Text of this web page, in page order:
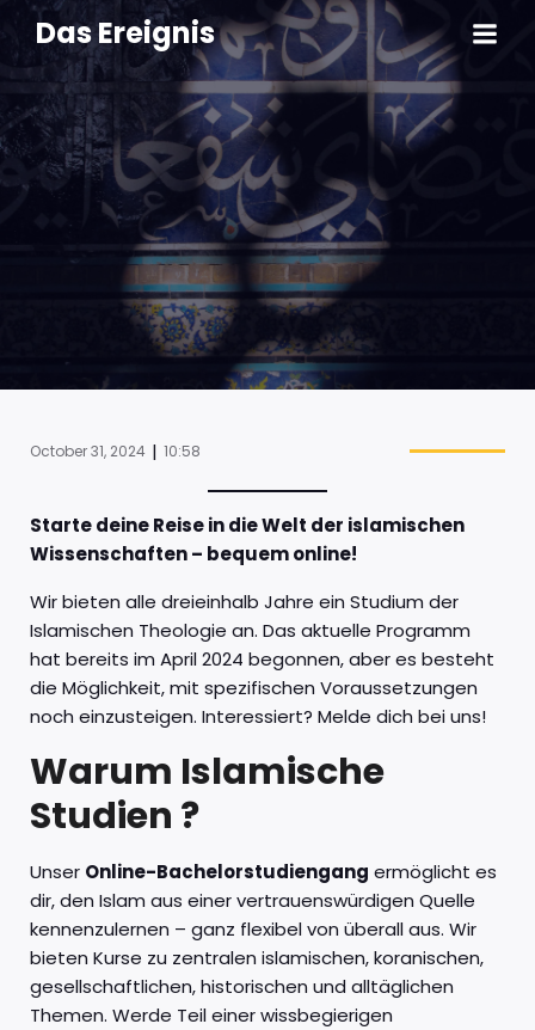
Das Ereignis
October 31, 2024 | 10:58
Starte deine Reise in die Welt der islamischen
Wissenschaften – bequem online!
Wir bieten alle dreieinhalb Jahre ein Studium der
Islamischen Theologie an. Das aktuelle Programm
hat bereits im April 2024 begonnen, aber es besteht
die Möglichkeit, mit spezifischen Voraussetzungen
noch einzusteigen. Interessiert? Melde dich bei uns!
Warum Islamische
Studien ?
Unser Online-Bachelorstudiengang ermöglicht es
dir, den Islam aus einer vertrauenswürdigen Quelle
kennenzulernen – ganz flexibel von überall aus. Wir
bieten Kurse zu zentralen islamischen, koranischen,
gesellschaftlichen, historischen und alltäglichen
Themen. Werde Teil einer wissbegierigen